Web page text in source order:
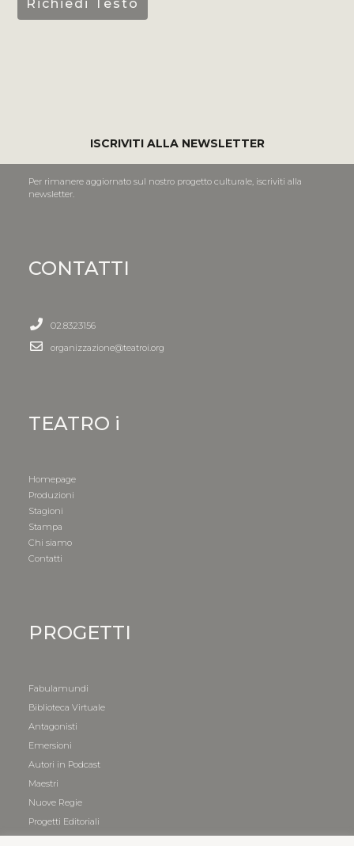
ISCRIVITI ALLA NEWSLETTER
Per rimanere aggiornato sul nostro progetto culturale, iscriviti alla
newsletter.
CONTATTI
02.8323156
organizzazione@teatroi.org
TEATRO i
Homepage
Produzioni
Stagioni
Stampa
Chi siamo
Contatti
PROGETTI
Fabulamundi
Biblioteca Virtuale
Antagonisti
Emersioni
Autori in Podcast
Maestri
Nuove Regie
Progetti Editoriali